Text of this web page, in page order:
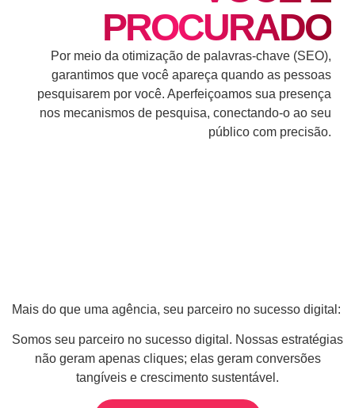
PROCURADO
Por meio da otimização de palavras-chave (SEO),
garantimos que você apareça quando as pessoas
pesquisarem por você. Aperfeiçoamos sua presença
nos mecanismos de pesquisa, conectando-o ao seu
público com precisão.
Mais do que uma agência, seu parceiro no sucesso digital:
Somos seu parceiro no sucesso digital. Nossas estratégias
não geram apenas cliques; elas geram conversões
tangíveis e crescimento sustentável.